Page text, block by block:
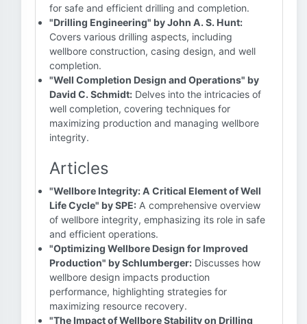
for safe and efficient drilling and completion.
"Drilling Engineering" by John A. S. Hunt:
Covers various drilling aspects, including
wellbore construction, casing design, and well
completion.
"Well Completion Design and Operations" by
David C. Schmidt: Delves into the intricacies of
well completion, covering techniques for
maximizing production and managing wellbore
integrity.
Articles
"Wellbore Integrity: A Critical Element of Well
Life Cycle" by SPE: A comprehensive overview
of wellbore integrity, emphasizing its role in safe
and efficient operations.
"Optimizing Wellbore Design for Improved
Production" by Schlumberger: Discusses how
wellbore design impacts production
performance, highlighting strategies for
maximizing resource recovery.
"The Impact of Wellbore Stability on Drilling